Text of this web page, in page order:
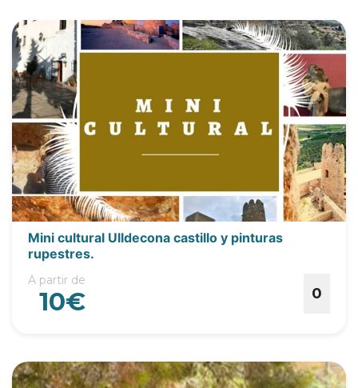
Mini cultural Ulldecona castillo y pinturas
rupestres.
A partir de
10€ 0